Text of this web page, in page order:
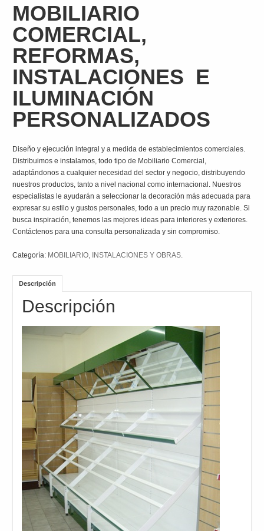
MOBILIARIO
COMERCIAL,
REFORMAS,
INSTALACIONES E
ILUMINACIÓN
PERSONALIZADOS
Diseño y ejecución integral y a medida de establecimientos comerciales.
Distribuimos e instalamos, todo tipo de Mobiliario Comercial,
adaptándonos a cualquier necesidad del sector y negocio, distribuyendo
nuestros productos, tanto a nivel nacional como internacional. Nuestros
especialistas le ayudarán a seleccionar la decoración más adecuada para
expresar su estilo y gustos personales, todo a un precio muy razonable. Si
busca inspiración, tenemos las mejores ideas para interiores y exteriores.
Contáctenos para una consulta personalizada y sin compromiso.
Categoría: MOBILIARIO, INSTALACIONES Y OBRAS.
Descripción
Descripción